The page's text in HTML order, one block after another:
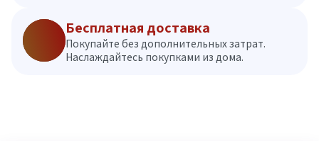
Бесплатная доставка
Покупайте без дополнительных затрат.
Наслаждайтесь покупками из дома.